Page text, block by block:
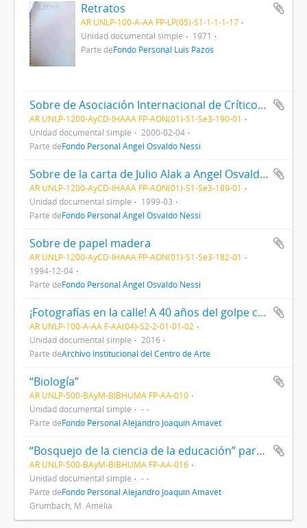
Retratos
AR UNLP-100-A-AA FP-LP(05)-S1-1-1-1-17
Unidad documental simple
1971
Parte deFondo Personal Luis Pazos
Sobre de Asociación Internacional de Críticos de Arte (AICA) a Ángel Osvaldo Nessi
AR UNLP-1200-AyCD-IHAAA FP-AON(01)-S1-Se3-190-01
Unidad documental simple
2000-02-04
Parte deFondo Personal Ángel Osvaldo Nessi
Sobre de la carta de Julio Alak a Angel Osvaldo Nessi.
AR UNLP-1200-AyCD-IHAAA FP-AON(01)-S1-Se3-189-01
Unidad documental simple
1999-03
Parte deFondo Personal Ángel Osvaldo Nessi
Sobre de papel madera
AR UNLP-1200-AyCD-IHAAA FP-AON(01)-S1-Se3-182-01
1994-12-04
Parte deFondo Personal Ángel Osvaldo Nessi
¡Fotografías en la calle! A 40 años del golpe cívico militar - Argra
AR UNLP-100-A-AA F-AA(04)-S2-2-01-01-02
Unidad documental simple
2016
Parte deArchivo Institucional del Centro de Arte
“Biología”
AR UNLP-500-BAyM-BIBHUMA FP-AA-010
Unidad documental simple
-
Parte deFondo Personal Alejandro Joaquín Amavet
“Bosquejo de la ciencia de la educación” para la Catedra de Educación y Humanonogía. Seminario Grupo Educación
AR UNLP-500-BAyM-BIBHUMA FP-AA-016
Unidad documental simple
-
Parte deFondo Personal Alejandro Joaquín Amavet
Grumbach, M. Amelia